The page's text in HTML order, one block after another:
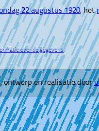
22 augustus 1920, het
over de gegevens.
ontwerp en realisatie door